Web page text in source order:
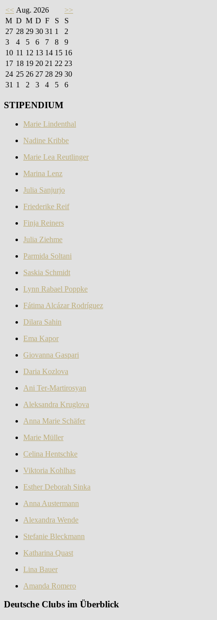
<< Aug. 2026
>>
M D M D F S
S
27 28 29 30 31 1
2
3
4 5 6 7 8
9
10 11 12 13 14 15 16
17 18 19 20 21 22 23
24 25 26 27 28 29 30
31 1 2 3 4 5 6
STIPENDIUM
Marie Lindenthal
Nadine Kribbe
Marie Lea Reutlinger
Marina Lenz
Julia Sanjurjo
Friederike Reif
Finja Reiners
Julia Ziehme
Parmida Soltani
Saskia Schmidt
Lynn Rabael Poppke
Fátima Alcázar Rodríguez
Dilara Sahin
Ema Kapor
Giovanna Gaspari
Daria Kozlova
Ani Ter-Martirosyan
Aleksandra Kruglova
Anna Marie Schäfer
Marie Müller
Celina Hentschke
Viktoria Kohlhas
Esther Deborah Sinka
Anna Austermann
Alexandra Wende
Stefanie Bleckmann
Katharina Quast
Lina Bauer
Amanda Romero
Deutsche Clubs im Überblick